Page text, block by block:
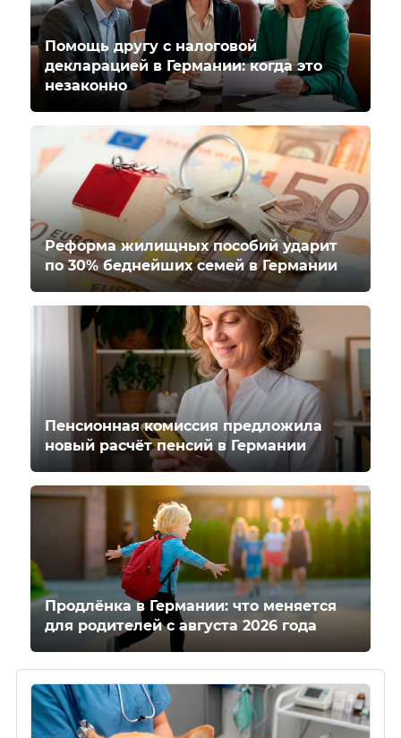
Помощь другу с налоговой
декларацией в Германии: когда это
незаконно
Реформа жилищных пособий ударит
по 30% беднейших семей в Германии
Пенсионная комиссия предложила
новый расчёт пенсий в Германии
Продлёнка в Германии: что меняется
для родителей с августа 2026 года